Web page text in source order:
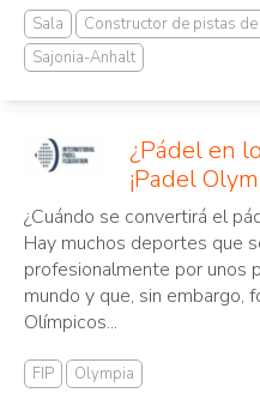
Sala Constructor de pistas
Sajonia-Anhalt
¿Pádel en
¡Padel
¿Cuándo se convertirá el
Hay muchos deportes que
profesionalmente por unos
mundo y que, sin embargo,
Olímpicos...
FIP Olympia